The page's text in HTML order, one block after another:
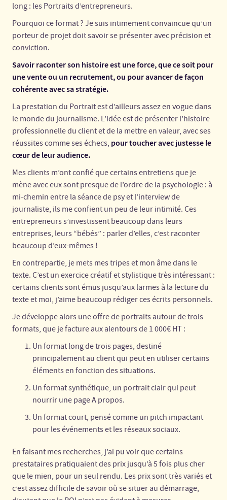
long : les Portraits d’entrepreneurs.
Pourquoi ce format ? Je suis intimement convaincue qu’un
porteur de projet doit savoir se présenter avec précision et
conviction.
Savoir raconter son histoire est une force, que ce soit pour
une vente ou un recrutement, ou pour avancer de façon
cohérente avec sa stratégie.
La prestation du Portrait est d’ailleurs assez en vogue dans
le monde du journalisme. L’idée est de présenter l’histoire
professionnelle du client et de la mettre en valeur, avec ses
réussites comme ses échecs, pour toucher avec justesse le
cœur de leur audience.
Mes clients m’ont confié que certains entretiens que je
mène avec eux sont presque de l’ordre de la psychologie : à
mi-chemin entre la séance de psy et l’interview de
journaliste, ils me confient un peu de leur intimité. Ces
entrepreneurs s’investissent beaucoup dans leurs
entreprises, leurs “bébés” : parler d’elles, c’est raconter
beaucoup d’eux-mêmes !
En contrepartie, je mets mes tripes et mon âme dans le
texte. C’est un exercice créatif et stylistique très intéressant :
certains clients sont émus jusqu’aux larmes à la lecture du
texte et moi, j’aime beaucoup rédiger ces écrits personnels.
Je développe alors une offre de portraits autour de trois
formats, que je facture aux alentours de 1 000€ HT :
Un format long de trois pages, destiné
principalement au client qui peut en utiliser certains
éléments en fonction des situations.
Un format synthétique, un portrait clair qui peut
nourrir une page A propos.
Un format court, pensé comme un pitch impactant
pour les événements et les réseaux sociaux.
En faisant mes recherches, j’ai pu voir que certains
prestataires pratiquaient des prix jusqu’à 5 fois plus cher
que le mien, pour un seul rendu. Les prix sont très variés et
c’est assez difficile de savoir où se situer au démarrage,